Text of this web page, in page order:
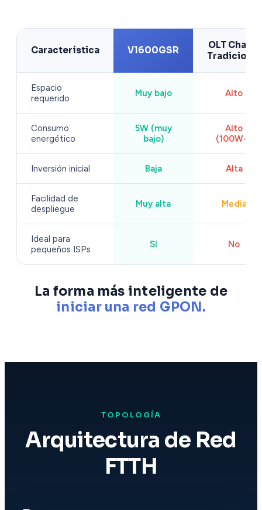
Característica V1600GSR
OLT Chasis
Tradicional
Espacio
requerido
Muy bajo Alto
Consumo
energético
5W (muy
bajo)
Alto
(100W+)
Inversión inicial Baja Alta
Facilidad de
despliegue
Muy alta Media
Ideal para
pequeños ISPs
Sí No
La forma más inteligente de
iniciar una red GPON.
TOPOLOGÍA
Arquitectura de Red
FTTH